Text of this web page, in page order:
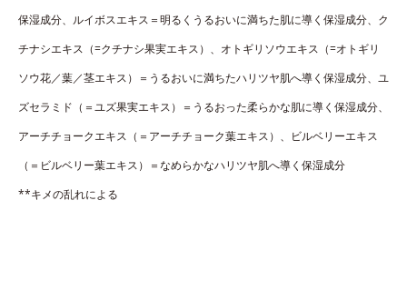
保湿成分、ルイボスエキス＝明るくうるおいに満ちた肌に導く保湿成分、ク
チナシエキス（=クチナシ果実エキス）、オトギリソウエキス（=オトギリ
ソウ花／葉／茎エキス）＝うるおいに満ちたハリツヤ肌へ導く保湿成分、ユ
ズセラミド（＝ユズ果実エキス）＝うるおった柔らかな肌に導く保湿成分、
アーチチョークエキス（＝アーチチョーク葉エキス）、ビルベリーエキス
（＝ビルベリー葉エキス）＝なめらかなハリツヤ肌へ導く保湿成分
**キメの乱れによる